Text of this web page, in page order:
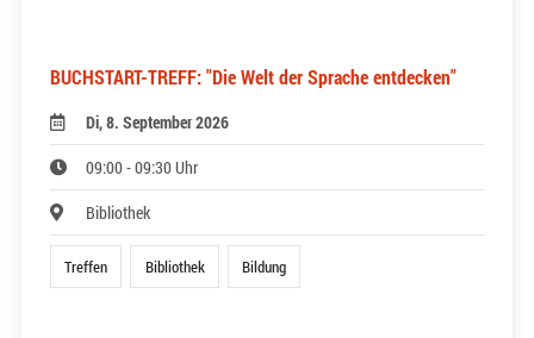
BUCHSTART-TREFF: "Die Welt der Sprache entdecken"
Di, 8. September 2026
09:00 - 09:30 Uhr
Bibliothek
Treffen Bibliothek Bildung